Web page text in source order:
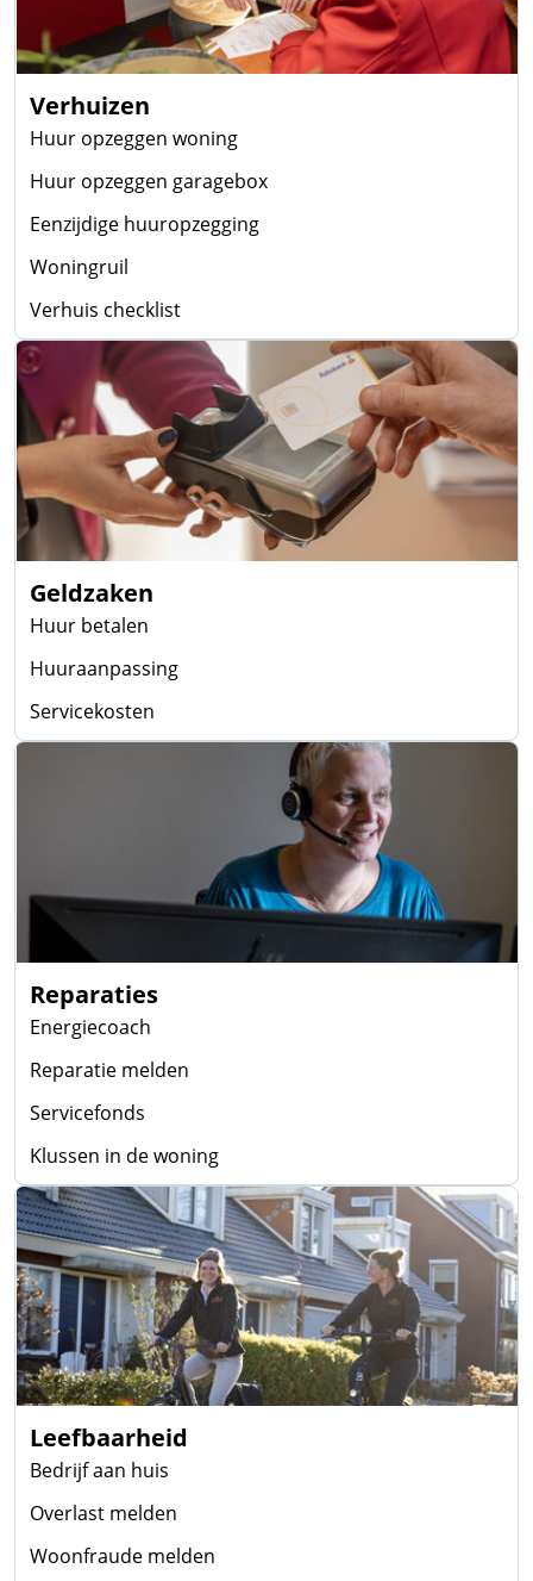
Verhuizen
Huur opzeggen woning
Huur opzeggen garagebox
Eenzijdige huuropzegging
Woningruil
Verhuis checklist
Geldzaken
Huur betalen
Huuraanpassing
Servicekosten
Reparaties
Energiecoach
Reparatie melden
Servicefonds
Klussen in de woning
Leefbaarheid
Bedrijf aan huis
Overlast melden
Woonfraude melden